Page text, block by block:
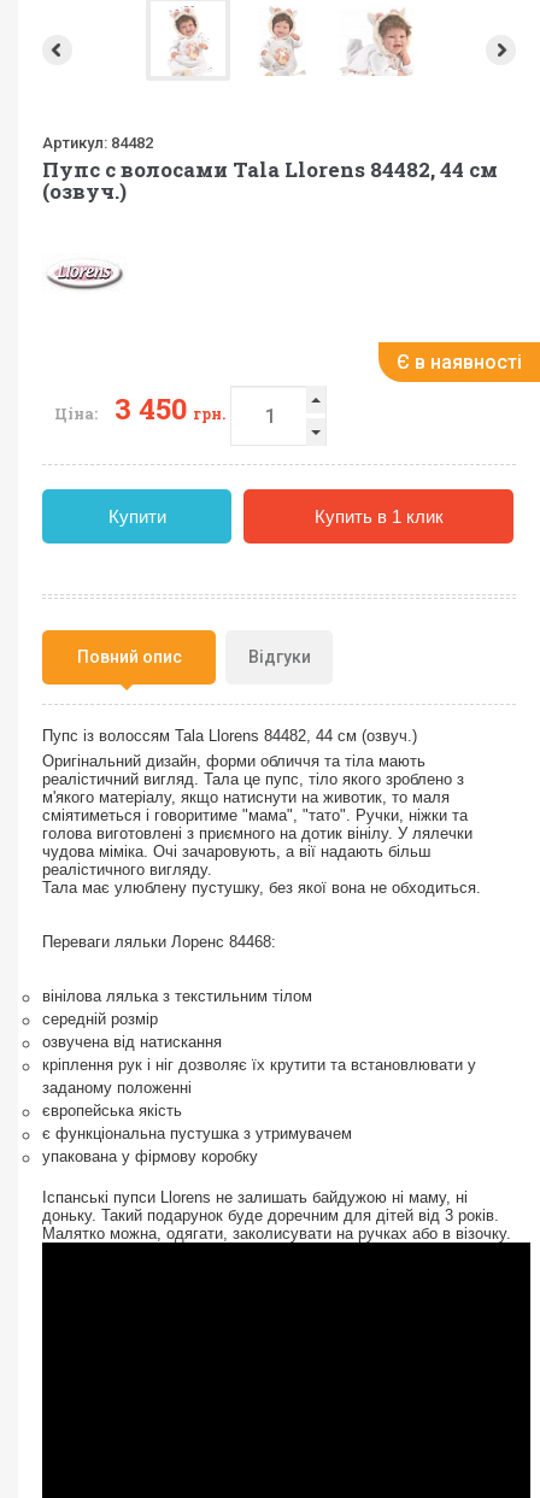
Артикул: 84482
Пупс с волосами Tala Llorens 84482, 44 см
(озвуч.)
Є в наявності
Ціна: 3 450 грн.
Купити Купить в 1 клик
Повний опис Відгуки
Пупс із волоссям Tala Llorens 84482, 44 см (озвуч.)
Оригінальний дизайн, форми обличчя та тіла мають
реалістичний вигляд. Тала це пупс, тіло якого зроблено з
м'якого матеріалу, якщо натиснути на животик, то маля
сміятиметься і говоритиме "мама", "тато". Ручки, ніжки та
голова виготовлені з приємного на дотик вінілу. У лялечки
чудова міміка. Очі зачаровують, а вії надають більш
реалістичного вигляду.
Тала має улюблену пустушку, без якої вона не обходиться.
Переваги ляльки Лоренс 84468:
вінілова лялька з текстильним тілом
середній розмір
озвучена від натискання
кріплення рук і ніг дозволяє їх крутити та встановлювати у
заданому положенні
європейська якість
є функціональна пустушка з утримувачем
упакована у фірмову коробку
Іспанські пупси Llorens не залишать байдужою ні маму, ні
доньку. Такий подарунок буде доречним для дітей від 3 років.
Малятко можна, одягати, заколисувати на ручках або в візочку.